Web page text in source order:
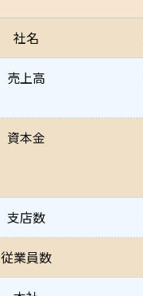
社名
売上高
資本金
支店数
従業員数